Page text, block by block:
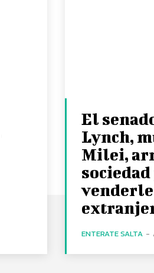
El
Lynch,
Milei,
ENTERATE SALTA -